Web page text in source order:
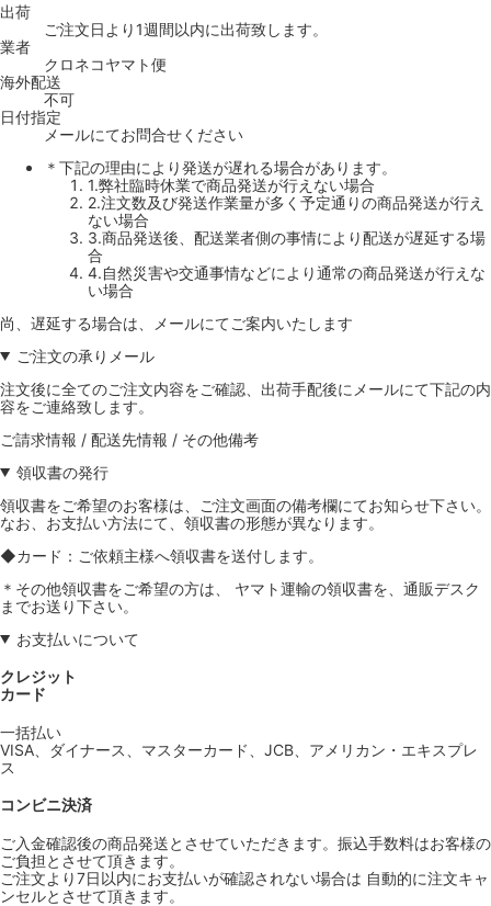
出荷
ご注文日より1週間以内に出荷致します。
業者
クロネコヤマト便
海外配送
不可
日付指定
メールにてお問合せください
＊下記の理由により発送が遅れる場合があります。
1.弊社臨時休業で商品発送が行えない場合
2.注文数及び発送作業量が多く予定通りの商品発送が行え
ない場合
3.商品発送後、配送業者側の事情により配送が遅延する場
合
4.自然災害や交通事情などにより通常の商品発送が行えな
い場合
尚、遅延する場合は、メールにてご案内いたします
ご注文の承りメール
注文後に全てのご注文内容をご確認、出荷手配後にメールにて下記の内
容をご連絡致します。
ご請求情報 / 配送先情報 / その他備考
領収書の発行
領収書をご希望のお客様は、ご注文画面の備考欄にてお知らせ下さい。
なお、お支払い方法にて、領収書の形態が異なります。
◆カード：ご依頼主様へ領収書を送付します。
＊その他領収書をご希望の方は、 ヤマト運輸の領収書を、通販デスク
までお送り下さい。
お支払いについて
クレジット
カード
一括払い
VISA、ダイナース、マスターカード、JCB、アメリカン・エキスプレ
ス
コンビニ決済
ご入金確認後の商品発送とさせていただきます。振込手数料はお客様の
ご負担とさせて頂きます。
ご注文より7日以内にお支払いが確認されない場合は 自動的に注文キャ
ンセルとさせて頂きます。